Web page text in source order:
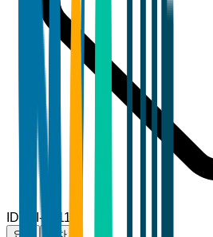
ID TBI-33112
요약 목차